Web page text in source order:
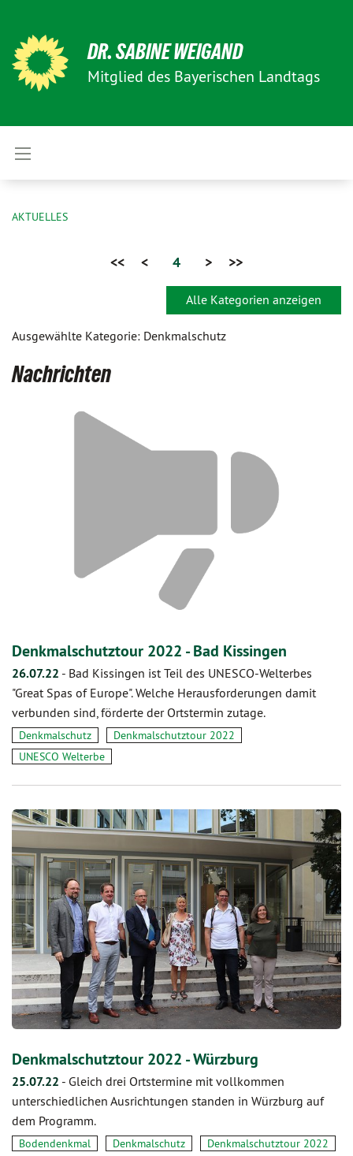
DR. SABINE WEIGAND
Mitglied des Bayerischen Landtags
AKTUELLES
<< < 4 > >>
Alle Kategorien anzeigen
Ausgewählte Kategorie: Denkmalschutz
Nachrichten
Denkmalschutztour 2022 - Bad Kissingen
26.07.22 - Bad Kissingen ist Teil des UNESCO-Welterbes
"Great Spas of Europe". Welche Herausforderungen damit
verbunden sind, förderte der Ortstermin zutage.
Denkmalschutz
Denkmalschutztour 2022
UNESCO Welterbe
Denkmalschutztour 2022 - Würzburg
25.07.22 - Gleich drei Ortstermine mit vollkommen
unterschiedlichen Ausrichtungen standen in Würzburg auf
dem Programm.
Bodendenkmal Denkmalschutz
Denkmalschutztour 2022